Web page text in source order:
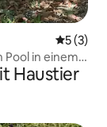
5 (3)
Pool in einem
Haustier